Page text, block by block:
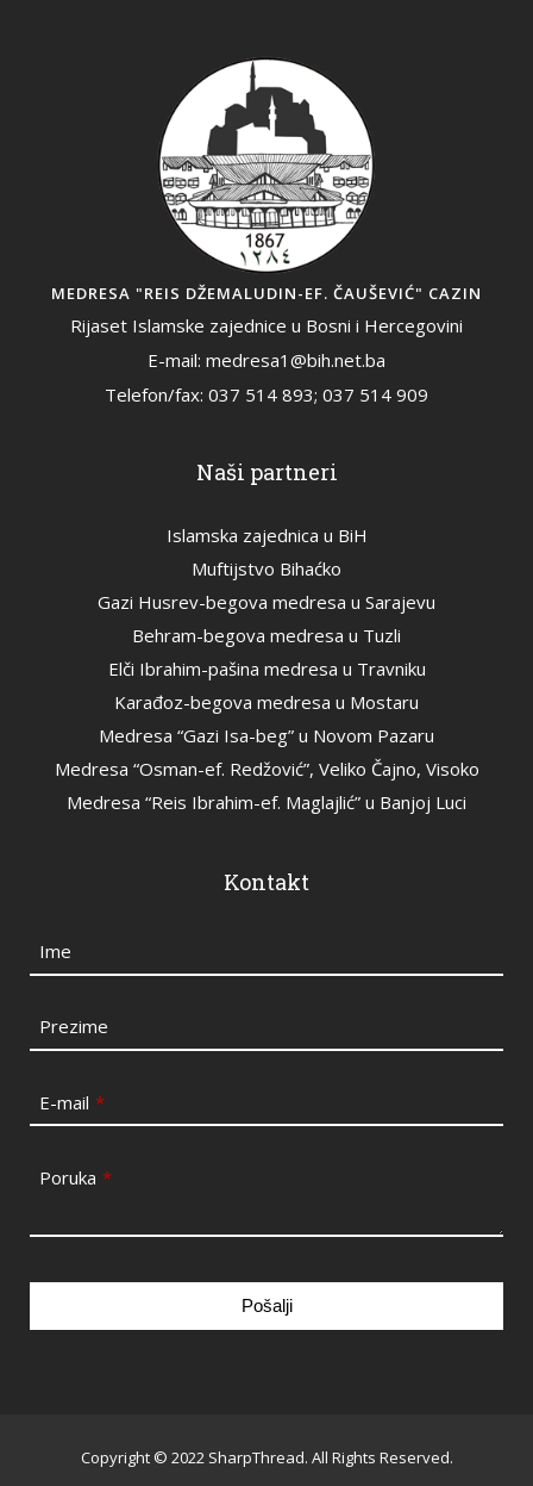
MEDRESA "REIS DŽEMALUDIN-EF. ČAUŠEVIĆ" CAZIN
Rijaset Islamske zajednice u Bosni i Hercegovini
E-mail: medresa1@bih.net.ba
Telefon/fax: 037 514 893; 037 514 909
Naši partneri
Islamska zajednica u BiH
Muftijstvo Bihaćko
Gazi Husrev-begova medresa u Sarajevu
Behram-begova medresa u Tuzli
Elči Ibrahim-pašina medresa u Travniku
Karađoz-begova medresa u Mostaru
Medresa “Gazi Isa-beg” u Novom Pazaru
Medresa “Osman-ef. Redžović”, Veliko Čajno, Visoko
Medresa “Reis Ibrahim-ef. Maglajlić” u Banjoj Luci
Kontakt
Ime
Prezime
E-mail *
Poruka *
Pošalji
Copyright © 2022 SharpThread. All Rights Reserved.